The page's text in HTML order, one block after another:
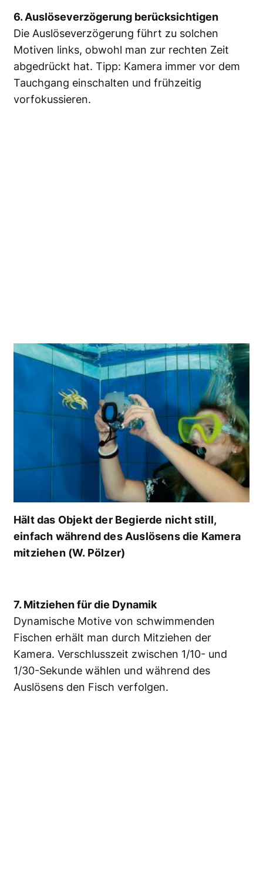
6. Auslöseverzögerung berücksichtigen
Die Auslöseverzögerung führt zu solchen
Motiven links, obwohl man zur rechten Zeit
abgedrückt hat. Tipp: Kamera immer vor dem
Tauchgang einschalten und frühzeitig
vorfokussieren.
Hält das Objekt der Begierde nicht still,
einfach während des Auslösens die Kamera
mitziehen (W. Pölzer)
7. Mitziehen für die Dynamik
Dynamische Motive von schwimmenden
Fischen erhält man durch Mitziehen der
Kamera. Verschlusszeit zwischen 1/10- und
1/30-Sekunde wählen und während des
Auslösens den Fisch verfolgen.